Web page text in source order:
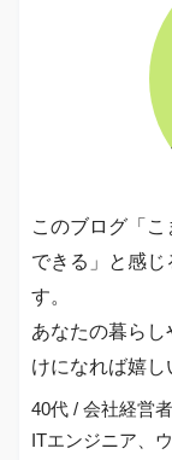
このブログ「
できる」と感じ
す。
あなたの暮ら
けになれば嬉し
40代 / 会社経営
ITエンジニア、